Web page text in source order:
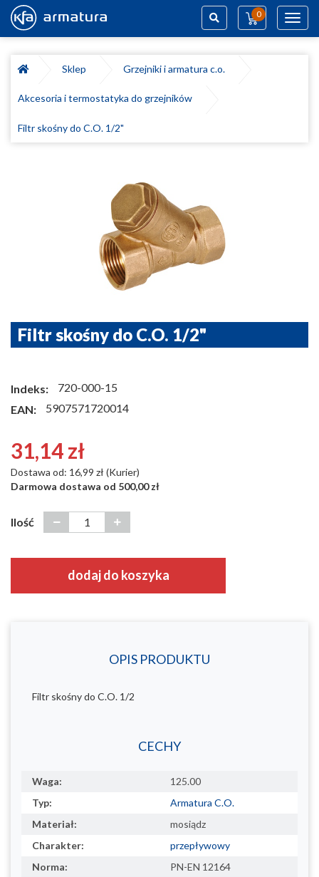
0
Sklep
Grzejniki i armatura c.o.
Akcesoria i termostatyka do grzejników
Filtr skośny do C.O. 1/2"
Filtr skośny do C.O. 1/2"
Indeks:
720-000-15
EAN:
5907571720014
31,14 zł
Dostawa od: 16,99 zł (Kurier)
Darmowa dostawa od 500,00 zł
Ilość
dodaj do koszyka
OPIS PRODUKTU
Filtr skośny do C.O. 1/2
CECHY
Waga:
125.00
Typ:
Armatura C.O.
Materiał:
mosiądz
Charakter:
przepływowy
Norma:
PN-EN 12164